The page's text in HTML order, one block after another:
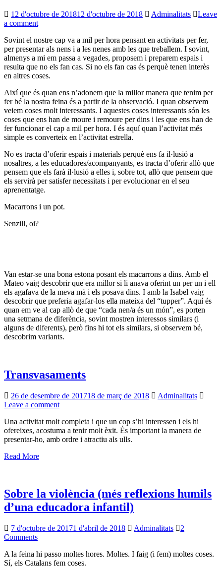
12 d'octubre de 201812 d'octubre de 2018 Adminalitats
Leave
a comment
Sovint el nostre cap va a mil per hora pensant en activitats per fer,
per presentar als nens i a les nenes amb les que treballem. I sovint,
almenys a mi em passa a vegades, proposem i preparem espais i
resulta que no els fan cas. Si no els fan cas és perquè tenen interès
en altres coses.
Així que és quan ens n’adonem que la millor manera que tenim per
fer bé la nostra feina és a partir de la observació. I quan observem
veiem coses molt interessants. I aquestes coses interessants són les
coses que ens han de moure i remoure per dins i les que ens han de
fer funcionar el cap a mil per hora. I és aquí quan l’activitat més
simple es converteix en l’activitat estrella.
No es tracta d’oferir espais i materials perquè ens fa il·lusió a
nosaltres, a les educadores/acompanyants, es tracta d’oferir allò que
pensem que els farà il·lusió a elles i, sobre tot, allò que pensem que
els servirà per satisfer necessitats i per evolucionar en el seu
aprenentatge.
Macarrons i un pot.
Senzill, oi?
Van estar-se una bona estona posant els macarrons a dins. Amb el
Mateo vaig descobrir que era millor si li anava oferint un per un i ell
els agafava de la meva mà i els posava dins. I amb la Isabel vaig
descobrir que preferia agafar-los ella mateixa del “tupper”. Aquí és
quan em ve al cap allò de que “cada nen/a és un món”, es porten
una setmana de diferència, sovint mostren interessos similars (i
alguns de diferents), però fins hi tot els similars, si observem bé,
descobrim variants.
Transvasaments
26 de desembre de 201718 de març de 2018
Adminalitats
Leave a comment
Una activitat molt completa i que un cop s’hi interessen i els hi
ofereixes, acostuma a tenir molt èxit. És important la manera de
presentar-ho, amb ordre i atractiu als ulls.
Read More
Sobre la violència (més reflexions humils
d’una educadora infantil)
7 d'octubre de 20171 d'abril de 2018 Adminalitats
2
Comments
A la feina hi passo moltes hores. Moltes. I faig (i fem) moltes coses.
Sí, els Catalans fem coses.